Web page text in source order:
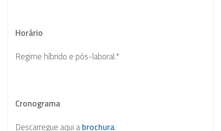
Horário
Regime híbrido e pós-laboral.*
Cronograma
Descarregue aqui abrochura.